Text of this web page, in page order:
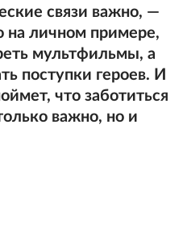
связи важно, —
на личном примере,
мультфильмы, а
поступки героев. И
что заботиться
важно, но и